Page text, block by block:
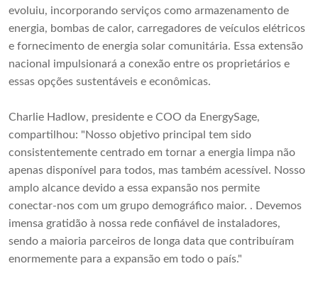
evoluiu, incorporando serviços como armazenamento de
energia, bombas de calor, carregadores de veículos elétricos
e fornecimento de energia solar comunitária. Essa extensão
nacional impulsionará a conexão entre os proprietários e
essas opções sustentáveis ​​e econômicas.
Charlie Hadlow, presidente e COO da EnergySage,
compartilhou: "Nosso objetivo principal tem sido
consistentemente centrado em tornar a energia limpa não
apenas disponível para todos, mas também acessível. Nosso
amplo alcance devido a essa expansão nos permite
conectar-nos com um grupo demográfico maior. . Devemos
imensa gratidão à nossa rede confiável de instaladores,
sendo a maioria parceiros de longa data que contribuíram
enormemente para a expansão em todo o país."